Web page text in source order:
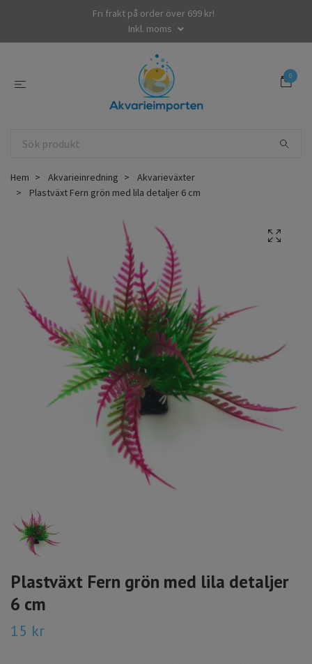
Fri frakt på order över 699 kr!
Inkl. moms
0
Hem Akvarieinredning
Akvarieväxter
Plastväxt Fern grön med lila detaljer 6 cm
Plastväxt Fern grön med lila detaljer
6 cm
15 kr